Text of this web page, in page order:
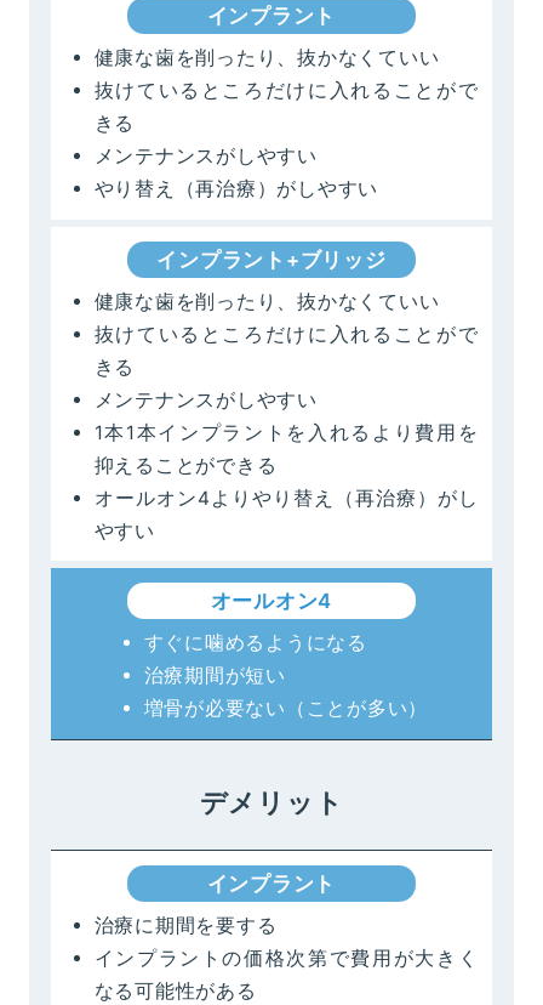
インプラント
健康な歯を削ったり、抜かなくていい
抜けているところだけに入れることがで
きる
メンテナンスがしやすい
やり替え（再治療）がしやすい
インプラント+ブリッジ
健康な歯を削ったり、抜かなくていい
抜けているところだけに入れることがで
きる
メンテナンスがしやすい
1本1本インプラントを入れるより費用を
抑えることができる
オールオン4よりやり替え（再治療）がし
やすい
オールオン4
すぐに噛めるようになる
治療期間が短い
増骨が必要ない（ことが多い）
デメリット
インプラント
治療に期間を要する
インプラントの価格次第で費用が大きく
なる可能性がある